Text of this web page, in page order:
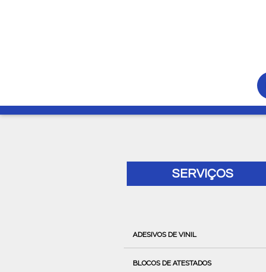
SERVIÇOS
ADESIVOS DE VINIL
BLOCOS DE ATESTADOS